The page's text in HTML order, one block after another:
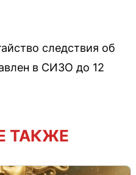
следствия об
в СИЗО до 12
ТАКЖЕ